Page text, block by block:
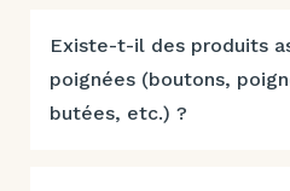
Existe-t-il des produits
poignées (boutons,
butées, etc.) ?